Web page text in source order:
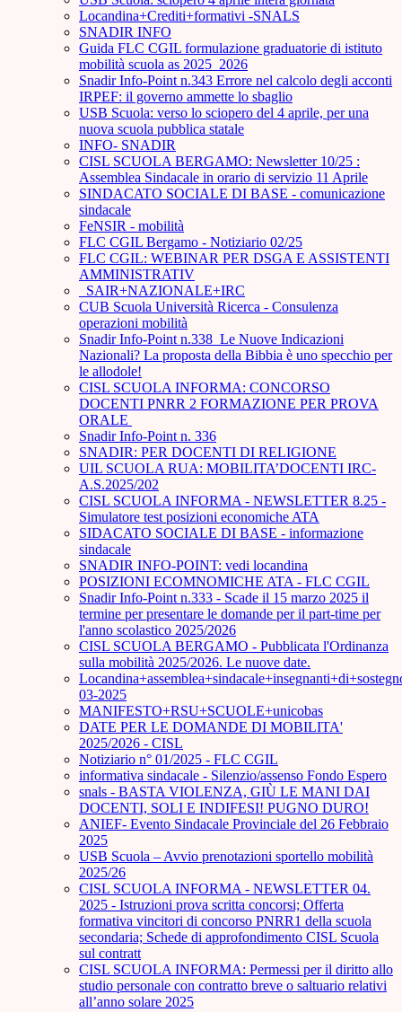
Locandina+Crediti+formativi -SNALS
SNADIR INFO
Guida FLC CGIL formulazione graduatorie di istituto
mobilità scuola as 2025_2026
Snadir Info-Point n.343 Errore nel calcolo degli acconti
IRPEF: il governo ammette lo sbaglio
USB Scuola: verso lo sciopero del 4 aprile, per una
nuova scuola pubblica statale
INFO- SNADIR
CISL SCUOLA BERGAMO: Newsletter 10/25 :
Assemblea Sindacale in orario di servizio 11 Aprile
SINDACATO SOCIALE DI BASE - comunicazione
sindacale
FeNSIR - mobilità
FLC CGIL Bergamo - Notiziario 02/25
FLC CGIL: WEBINAR PER DSGA E ASSISTENTI
AMMINISTRATIV
_SAIR+NAZIONALE+IRC
CUB Scuola Università Ricerca - Consulenza
operazioni mobilità
Snadir Info-Point n.338 Le Nuove Indicazioni
Nazionali? La proposta della Bibbia è uno specchio per
le allodole!
CISL SCUOLA INFORMA: CONCORSO
DOCENTI PNRR 2 FORMAZIONE PER PROVA
ORALE ­
Snadir Info-Point n. 336
SNADIR: PER DOCENTI DI RELIGIONE
UIL SCUOLA RUA: MOBILITA’DOCENTI IRC-
A.S.2025/202
CISL SCUOLA INFORMA - NEWSLETTER 8.25 -
Simulatore test posizioni economiche ATA
SIDACATO SOCIALE DI BASE - informazione
sindacale
SNADIR INFO-POINT: vedi locandina
POSIZIONI ECOMNOMICHE ATA - FLC CGIL
Snadir Info-Point n.333 - Scade il 15 marzo 2025 il
termine per presentare le domande per il part-time per
l'anno scolastico 2025/2026
CISL SCUOLA BERGAMO - Pubblicata l'Ordinanza
sulla mobilità 2025/2026. Le nuove date.
03-2025
MANIFESTO+RSU+SCUOLE+unicobas
DATE PER LE DOMANDE DI MOBILITA'
2025/2026 - CISL
Notiziario n° 01/2025 - FLC CGIL
informativa sindacale - Silenzio/assenso Fondo Espero
snals - BASTA VIOLENZA, GIÙ LE MANI DAI
DOCENTI, SOLI E INDIFESI! PUGNO DURO!
ANIEF- Evento Sindacale Provinciale del 26 Febbraio
2025
USB Scuola – Avvio prenotazioni sportello mobilità
2025/26
CISL SCUOLA INFORMA - NEWSLETTER 04.
2025 - Istruzioni prova scritta concorsi; Offerta
formativa vincitori di concorso PNRR1 della scuola
secondaria; Schede di approfondimento CISL Scuola
sul contratt
CISL SCUOLA INFORMA: Permessi per il diritto allo
studio personale con contratto breve o saltuario relativi
all’anno solare 2025